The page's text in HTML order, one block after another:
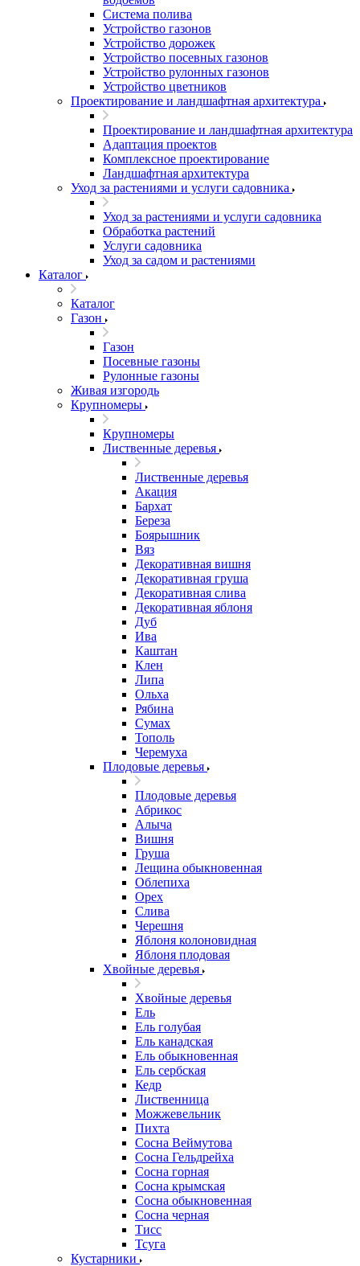
Система полива
Устройство газонов
Устройство дорожек
Устройство посевных газонов
Устройство рулонных газонов
Устройство цветников
Проектирование и ландшафтная архитектура
Проектирование и ландшафтная архитектура
Адаптация проектов
Комплексное проектирование
Ландшафтная архитектура
Уход за растениями и услуги садовника
Уход за растениями и услуги садовника
Обработка растений
Услуги садовника
Уход за садом и растениями
Каталог
Каталог
Газон
Газон
Посевные газоны
Рулонные газоны
Живая изгородь
Крупномеры
Крупномеры
Лиственные деревья
Лиственные деревья
Акация
Бархат
Береза
Боярышник
Вяз
Декоративная вишня
Декоративная груша
Декоративная слива
Декоративная яблоня
Дуб
Ива
Каштан
Клен
Липа
Ольха
Рябина
Сумах
Тополь
Черемуха
Плодовые деревья
Плодовые деревья
Абрикос
Алыча
Вишня
Груша
Лещина обыкновенная
Облепиха
Орех
Слива
Черешня
Яблоня колоновидная
Яблоня плодовая
Хвойные деревья
Хвойные деревья
Ель
Ель голубая
Ель канадская
Ель обыкновенная
Ель сербская
Кедр
Лиственница
Можжевельник
Пихта
Сосна Веймутова
Сосна Гельдрейха
Сосна горная
Сосна крымская
Сосна обыкновенная
Сосна черная
Тисс
Тсуга
Кустарники